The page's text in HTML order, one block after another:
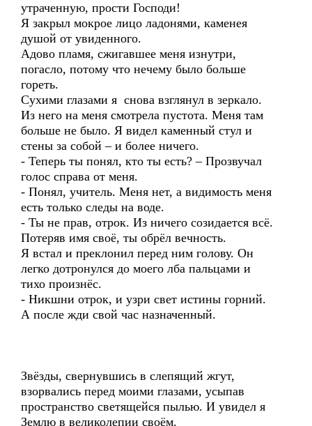
утраченную, прости Господи!
Я закрыл мокрое лицо ладонями, каменея
душой от увиденного.
Адово пламя, сжигавшее меня изнутри,
погасло, потому что нечему было больше
гореть.
Сухими глазами я снова взглянул в зеркало.
Из него на меня смотрела пустота. Меня там
больше не было. Я видел каменный стул и
стены за собой – и более ничего.
- Теперь ты понял, кто ты есть? – Прозвучал
голос справа от меня.
- Понял, учитель. Меня нет, а видимость меня
есть только следы на воде.
- Ты не прав, отрок. Из ничего созидается всё.
Потеряв имя своё, ты обрёл вечность.
Я встал и преклонил перед ним голову. Он
легко дотронулся до моего лба пальцами и
тихо произнёс.
- Никшни отрок, и узри свет истины горний.
А после жди свой час назначенный.
Звёзды, свернувшись в слепящий жгут,
взорвались перед моими глазами, усыпав
пространство светящейся пылью. И увидел я
Землю в великолепии своём.